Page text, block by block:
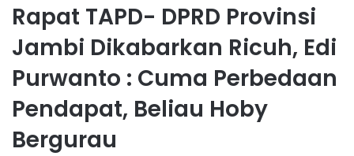
Rapat TAPD- DPRD Provinsi
Jambi Dikabarkan Ricuh, Edi
Purwanto : Cuma Perbedaan
Pendapat, Beliau Hoby
Bergurau